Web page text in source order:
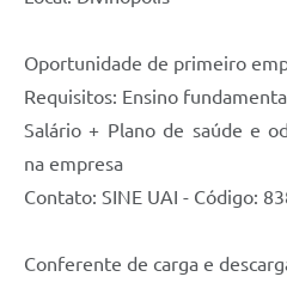
Oportunidade de primeiro
Requisitos: Ensino
Salário + Plano de saúde e
na empresa
Contato: SINE UAI - Código:
Conferente de carga e